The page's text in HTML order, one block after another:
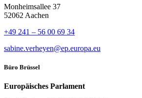
Monheimsallee 37
52062 Aachen
+49 241 – 56 00 69 34
sabine.verheyen@ep.europa.eu
Büro Brüssel
Europäisches Parlament